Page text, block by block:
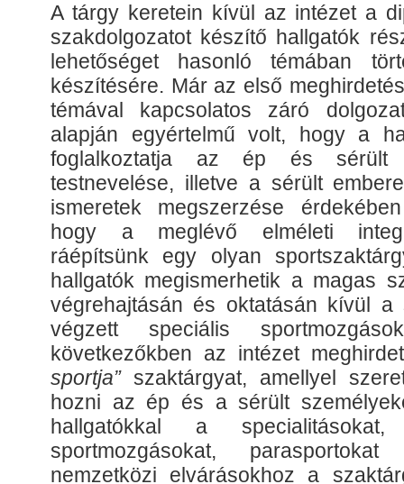
A tárgy keretein kívül az intézet a
szakdolgozatot készítő hallgatók
lehetőséget hasonló témában
készítésére. Már az első
témával kapcsolatos záró
alapján egyértelmű volt, hogy a
foglalkoztatja az ép és sérült
testnevelése, illetve a sérült
ismeretek megszerzése
hogy a meglévő elméleti
ráépítsünk egy olyan
hallgatók megismerhetik a magas
végrehajtásán és oktatásán kívül a
végzett speciális
következőkben az intézet
sportja”szaktárgyat, amellyel
hozni az ép és a sérült
hallgatókkal a
sportmozgásokat,
nemzetközi elvárásokhoz a